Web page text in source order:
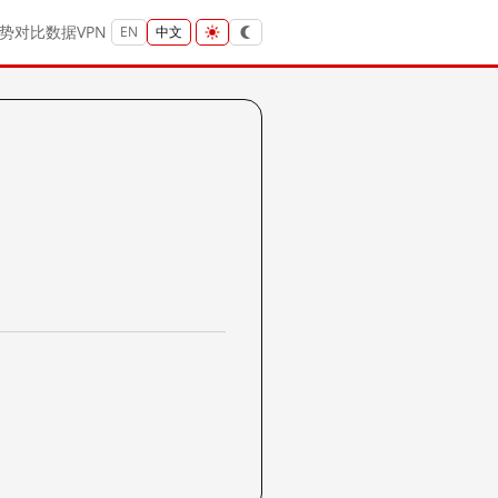
对比数据VPN EN 中文